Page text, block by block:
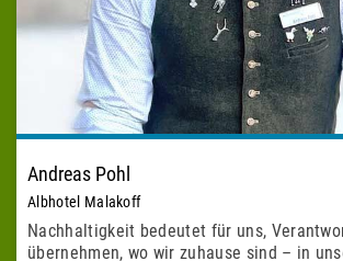
Andreas Pohl
Albhotel Malakoff
Nachhaltigkeit bedeutet für uns,
übernehmen, wo wir zuhause sind – in